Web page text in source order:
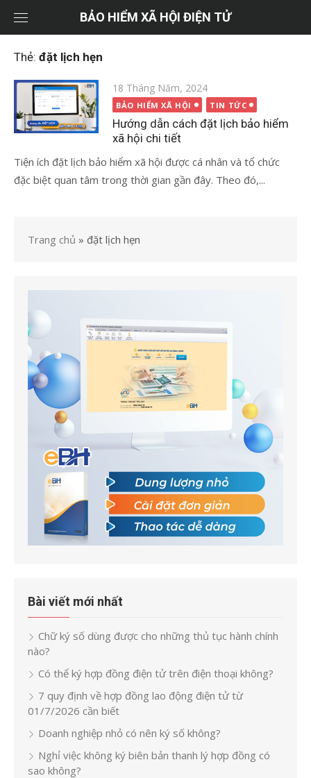
dung
BẢO HIỂM XÃ HỘI ĐIỆN TỬ
Thẻ: đặt lịch hẹn
Đăng
vào
18 Tháng Năm, 2024
BẢO HIỂM XÃ HỘI TIN TỨC
Hướng dẫn cách đặt lịch bảo hiểm
xã hội chi tiết
Tiện ích đặt lịch bảo hiểm xã hội được cá nhân và tổ chức
đặc biệt quan tâm trong thời gian gần đây. Theo đó,...
Trang chủ » đặt lịch hẹn
Bài viết mới nhất
Chữ ký số dùng được cho những thủ tục hành chính
nào?
Có thể ký hợp đồng điện tử trên điện thoại không?
7 quy định về hợp đồng lao động điện tử từ
01/7/2026 cần biết
Doanh nghiệp nhỏ có nên ký số không?
Nghỉ việc không ký biên bản thanh lý hợp đồng có
sao không?